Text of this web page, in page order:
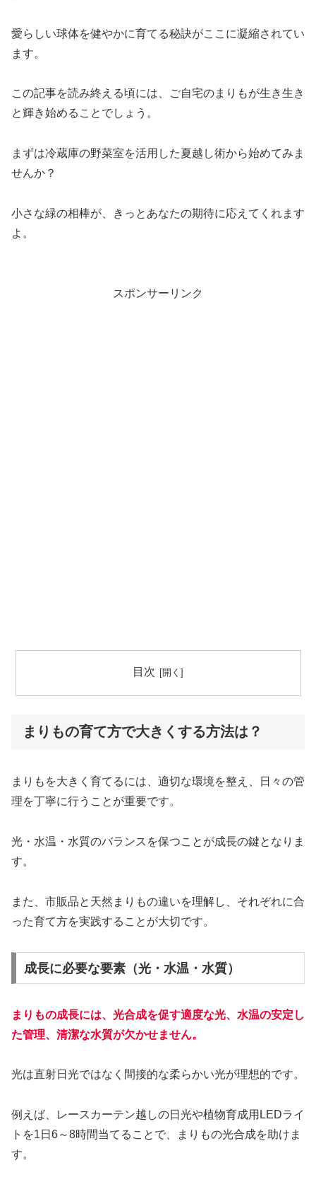
愛らしい球体を健やかに育てる秘訣がここに凝縮されてい
ます。
この記事を読み終える頃には、ご自宅のまりもが生き生き
と輝き始めることでしょう。
まずは冷蔵庫の野菜室を活用した夏越し術から始めてみま
せんか？
小さな緑の相棒が、きっとあなたの期待に応えてくれます
よ。
スポンサーリンク
目次
まりもの育て方で大きくする方法は？
まりもを大きく育てるには、適切な環境を整え、日々の管
理を丁寧に行うことが重要です。
光・水温・水質のバランスを保つことが成長の鍵となりま
す。
また、市販品と天然まりもの違いを理解し、それぞれに合
った育て方を実践することが大切です。
成長に必要な要素（光・水温・水質）
まりもの成長には、光合成を促す適度な光、水温の安定し
た管理、清潔な水質が欠かせません。
光は直射日光ではなく間接的な柔らかい光が理想的です。
例えば、レースカーテン越しの日光や植物育成用LEDライ
トを1日6～8時間当てることで、まりもの光合成を助けま
す。